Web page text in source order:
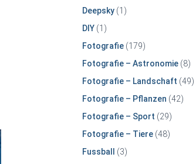
Deepsky(1)
DIY(1)
Fotografie(179)
Fotografie – Astronomie(8)
Fotografie – Landschaft (49)
Fotografie – Pflanzen (42)
Fotografie – Sport (29)
Fotografie – Tiere(48)
Fussball
(3)